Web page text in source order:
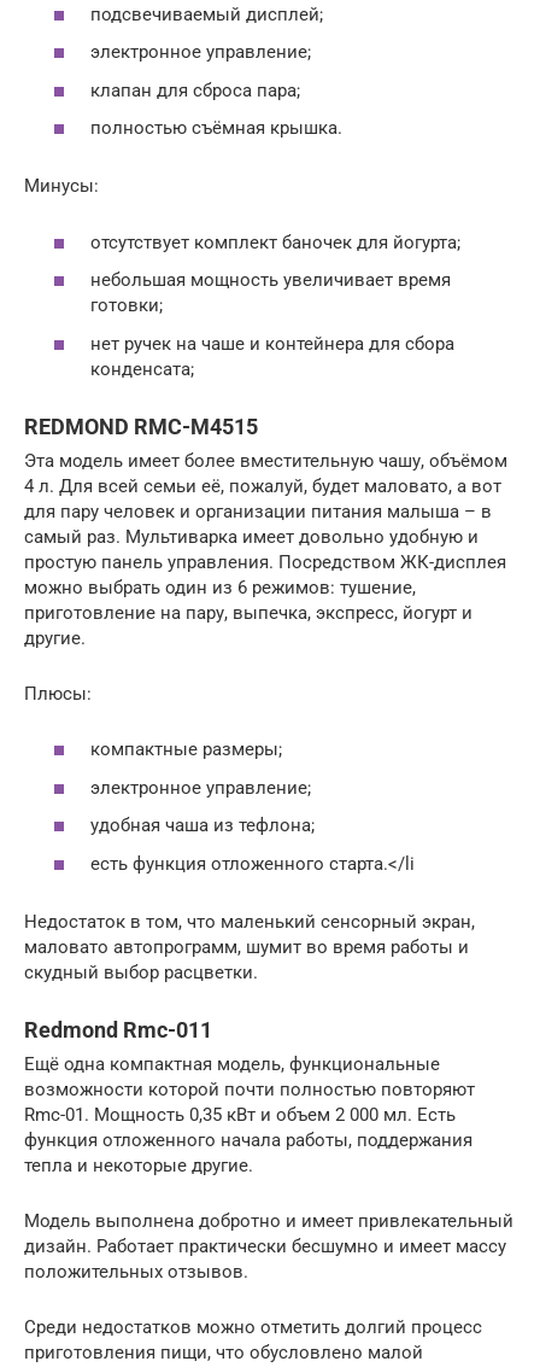
подсвечиваемый дисплей;
электронное управление;
клапан для сброса пара;
полностью съёмная крышка.
Минусы:
отсутствует комплект баночек для йогурта;
небольшая мощность увеличивает время
готовки;
нет ручек на чаше и контейнера для сбора
конденсата;
REDMOND RMC-M4515
Эта модель имеет более вместительную чашу, объёмом
4 л. Для всей семьи её, пожалуй, будет маловато, а вот
для пару человек и организации питания малыша – в
самый раз. Мультиварка имеет довольно удобную и
простую панель управления. Посредством ЖК-дисплея
можно выбрать один из 6 режимов: тушение,
приготовление на пару, выпечка, экспресс, йогурт и
другие.
Плюсы:
компактные размеры;
электронное управление;
удобная чаша из тефлона;
есть функция отложенного старта.</li
Недостаток в том, что маленький сенсорный экран,
маловато автопрограмм, шумит во время работы и
скудный выбор расцветки.
Redmond Rmc-011
Ещё одна компактная модель, функциональные
возможности которой почти полностью повторяют
Rmc-01. Мощность 0,35 кВт и объем 2 000 мл. Есть
функция отложенного начала работы, поддержания
тепла и некоторые другие.
Модель выполнена добротно и имеет привлекательный
дизайн. Работает практически бесшумно и имеет массу
положительных отзывов.
Среди недостатков можно отметить долгий процесс
приготовления пищи, что обусловлено малой